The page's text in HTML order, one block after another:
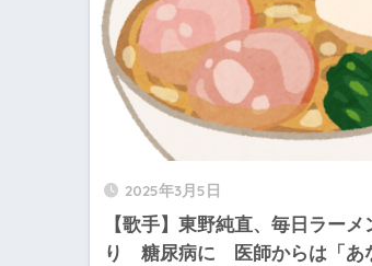
2025年3月5日
【歌手】東野純直、毎日ラー
り 糖尿病に 医師からは「あ